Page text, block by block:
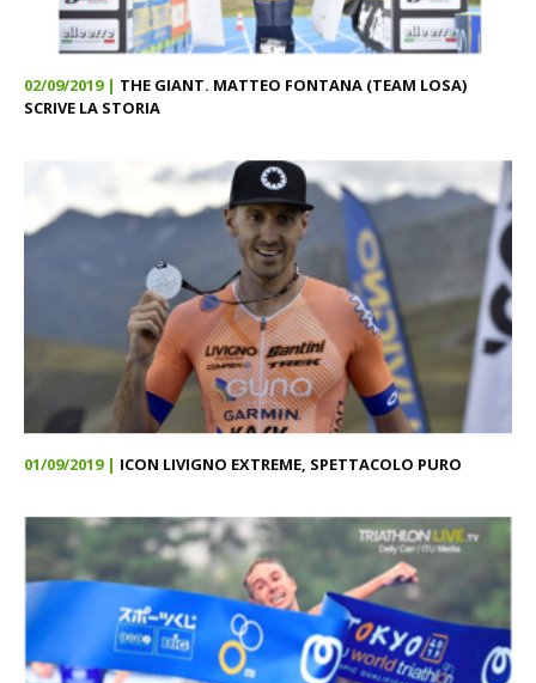
02/09/2019 | THE GIANT. MATTEO FONTANA (TEAM LOSA)
SCRIVE LA STORIA
01/09/2019 | ICON LIVIGNO EXTREME, SPETTACOLO PURO